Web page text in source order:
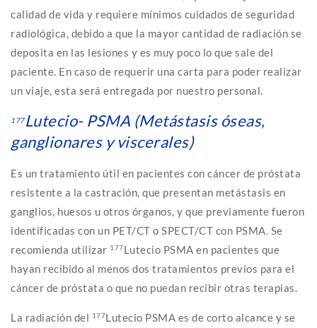
calidad de vida y requiere mínimos cuidados de seguridad
radiológica, debido a que la mayor cantidad de radiación se
deposita en las lesiones y es muy poco lo que sale del
paciente. En caso de requerir una carta para poder realizar
un viaje, esta será entregada por nuestro personal.
177Lutecio- PSMA (Metástasis óseas,
ganglionares y viscerales)
Es un tratamiento útil en pacientes con cáncer de próstata
resistente a la castración, que presentan metástasis en
ganglios, huesos u otros órganos, y que previamente fueron
identificadas con un PET/CT o SPECT/CT con PSMA. Se
recomienda utilizar 177Lutecio PSMA en pacientes que
hayan recibido al menos dos tratamientos previos para el
cáncer de próstata o que no puedan recibir otras terapias.
La radiación del 177Lutecio PSMA es de corto alcance y se